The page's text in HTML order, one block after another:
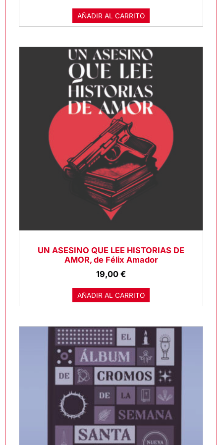
AÑADIR AL CARRITO
UN ASESINO QUE LEE HISTORIAS DE
AMOR, de Félix Amador
19,00 €
AÑADIR AL CARRITO